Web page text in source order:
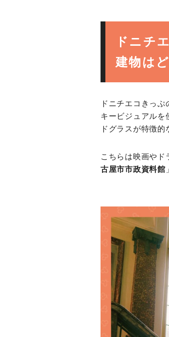
ドニチ
建物は
ドニチエコきっ
キービジュアルを
ドグラスが特徴的
こちらは映画やド
古屋市市政資料館